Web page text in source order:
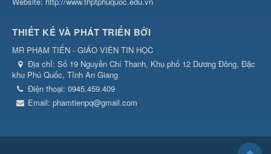
THIẾT KẾ VÀ PHÁT TRIỂN BỞI
MR PHẠM TIẾN - GIÁO VIÊN TIN HỌC
Địa chỉ: Số 19 Nguyễn Chí Thanh, Khu phố 12 Dương Đông, Đặc
khu Phú Quốc, Tỉnh An Giang
Điện thoại: 0945.459.409
Email: phamtienpq@gmail.com